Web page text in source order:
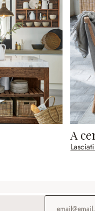
A
Indirizzo e-mail